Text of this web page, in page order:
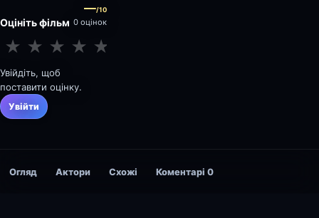
Оцініть фільм
—/10
0 оцінок
★ ★ ★ ★ ★
Увійдіть, щоб
поставити оцінку.
Увійти
Огляд Актори Схожі Коментарі 0